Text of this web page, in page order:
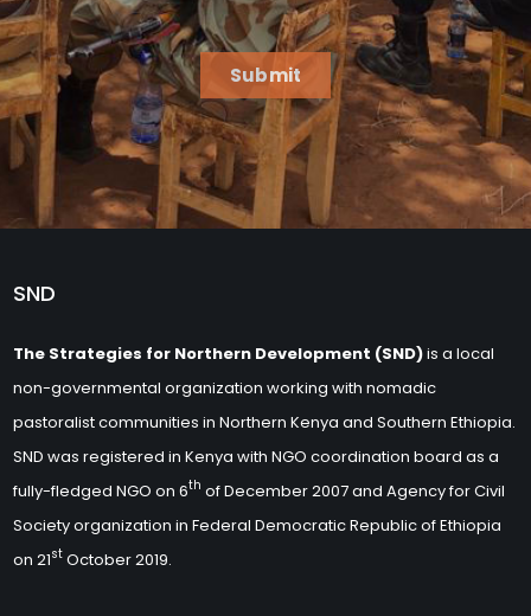
Submit
SND
The Strategies for Northern Development (SND)is a local
non-governmental organization working with nomadic
pastoralist communities in Northern Kenya and Southern Ethiopia.
SND was registered in Kenya with NGO coordination board as a
fully-fledged NGO on 6th of December 2007 and Agency for Civil
Society organization in Federal Democratic Republic of Ethiopia
on 21st October 2019.